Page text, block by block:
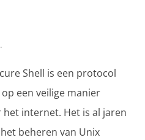
Shell is een protocol
een veilige manier
internet. Het is al jaren
beheren van Unix